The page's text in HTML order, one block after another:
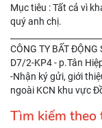
Mục tiêu : Tất cả vì
quý anh chị.
CÔNG TY BẤT ĐỘNG
D7/2-KP4 - p.Tân
-Nhận ký gửi, giới
ngoài KCN khu vực
Tìm kiếm theo